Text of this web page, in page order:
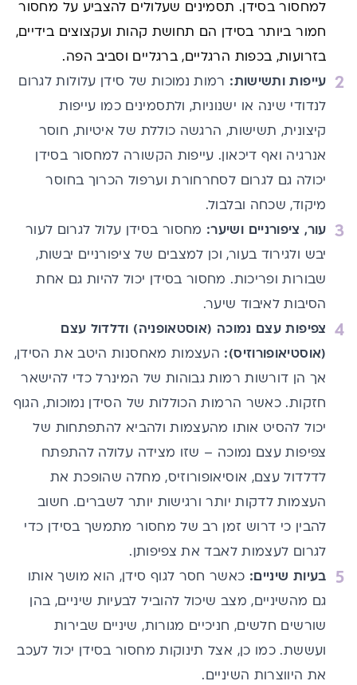
למחסור בסידן. תסמינים שעלולים להצביע על מחסור
חמור ביותר בסידן הם תחושת קהות ועקצוצים בידיים,
בזרועות, בכפות הרגליים, ברגליים וסביב הפה.
עייפות ותשישות: רמות נמוכות של סידן עלולות לגרום
לנדודי שינה או ישנוניות, ולתסמינים כמו עייפות
קיצונית, תשישות, הרגשה כוללת של איטיות, חוסר
אנרגיה ואף דיכאון. עייפות הקשורה למחסור בסידן
יכולה גם לגרום לסחרחורת וערפול הכרוך בחוסר
מיקוד, שכחה ובלבול.
עור, ציפורניים ושיער: מחסור בסידן עלול לגרום לעור
יבש ולגירוד בעור, וכן למצבים של ציפורניים יבשות,
שבורות ופריכות. מחסור בסידן יכול להיות גם אחת
הסיבות לאיבוד שיער.
צפיפות עצם נמוכה (אוסטאופניה) ודלדול עצם
(אוסטיאופורוזיס): העצמות מאחסנות היטב את הסידן,
אך הן דורשות רמות גבוהות של המינרל כדי להישאר
חזקות. כאשר הרמות הכוללות של הסידן נמוכות, הגוף
יכול להסיט אותו מהעצמות ולהביא להתפתחות של
צפיפות עצם נמוכה – שזו מצידה עלולה להתפתח
לדלדול עצם, אוסיאופורוזיס, מחלה שהופכת את
העצמות לדקות יותר ורגישות יותר לשברים. חשוב
להבין כי דרוש זמן רב של מחסור מתמשך בסידן כדי
לגרום לעצמות לאבד את צפיפותן.
בעיות שיניים: כאשר חסר לגוף סידן, הוא מושך אותו
גם מהשיניים, מצב שיכול להוביל לבעיות שיניים, בהן
שורשים חלשים, חניכיים מגורות, שיניים שבירות
ועששת. כמו כן, אצל תינוקות מחסור בסידן יכול לעכב
את היווצרות השיניים.